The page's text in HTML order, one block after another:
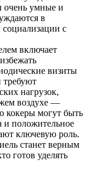
очень умные и
в
социализации с
включает
визиты
требуют
нагрузок,
воздухе —
кокеры могут быть
и положительное
ключевую роль.
станет верным
готов уделять